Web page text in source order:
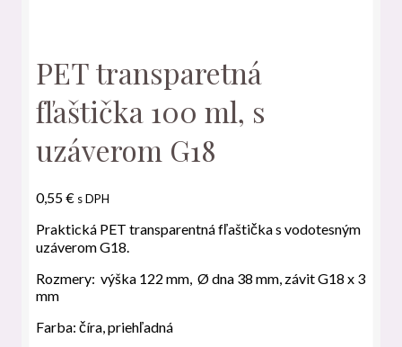
PET transparetná
fľaštička 100 ml, s
uzáverom G18
0,55€ s DPH
Praktická PET transparentná fľaštička s vodotesným
uzáverom G18.
Rozmery: výška 122 mm, Ø dna 38 mm, závit G18 x 3
mm
Farba: číra, priehľadná